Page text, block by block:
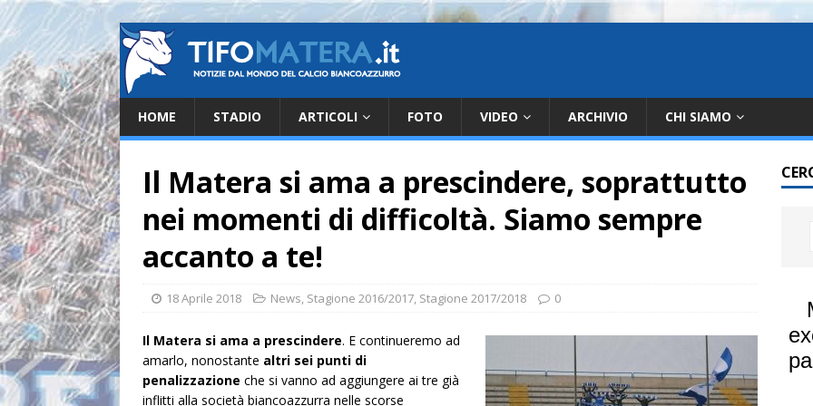
HOME STADIO ARTICOLI FOTO VIDEO ARCHIVIO CHI SIAMO
Il Matera si ama a prescindere, soprattutto
nei momenti di difficoltà. Siamo sempre
accanto a te!
18 Aprile 2018 News, Stagione 2016/2017, Stagione 2017/2018 0
Il Matera si ama a prescindere. E continueremo ad
amarlo, nonostante altri sei punti di
penalizzazione che si vanno ad aggiungere ai tre già
inflitti alla società biancoazzurra nelle scorse